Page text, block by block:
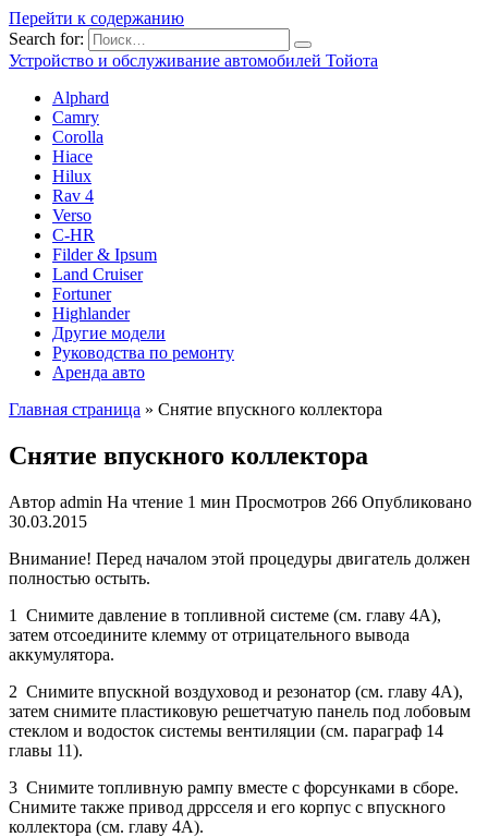
Перейти к содержанию
Search for:
Устройство и обслуживание автомобилей Тойота
Alphard
Camry
Corolla
Hiace
Hilux
Rav 4
Verso
C-HR
Filder & Ipsum
Land Cruiser
Fortuner
Highlander
Другие модели
Руководства по ремонту
Аренда авто
Главная страница » Снятие впускного коллектора
Снятие впускного коллектора
Автор admin На чтение 1 мин Просмотров 266 Опубликовано
30.03.2015
Внимание! Перед началом этой процедуры двигатель должен
полностью остыть.
1 Снимите давление в топливной системе (см. главу 4А),
затем отсоедините клемму от отрицательного вывода
аккумулятора.
2 Снимите впускной воздуховод и резонатор (см. главу 4А),
затем снимите пластиковую решетчатую панель под лобовым
стеклом и водосток системы вентиляции (см. параграф 14
главы 11).
3 Снимите топливную рампу вместе с форсунками в сборе.
Снимите также привод дррсселя и его корпус с впускного
коллектора (см. главу 4А).